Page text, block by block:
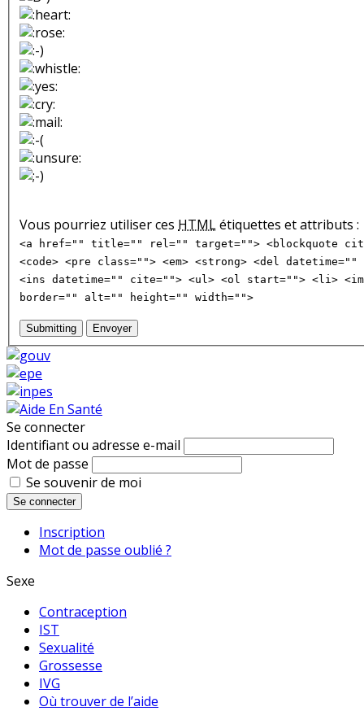
Vous pourriez utiliser ces HTMLétiquettes et attributs :
<a href="" title="" rel="" target=""> <blockquote
<code> <pre class=""> <em> <strong> <del
<ins datetime="" cite=""> <ul> <ol start=""> <li>
border="" alt="" height="" width="">
Submitting Envoyer
Se connecter
Identifiant ou adresse e-mail
Mot de passe
Se souvenir de moi
Se connecter
Inscription
Mot de passe oublié ?
Sexe
Contraception
IST
Sexualité
Grossesse
IVG
Où trouver de l’aide